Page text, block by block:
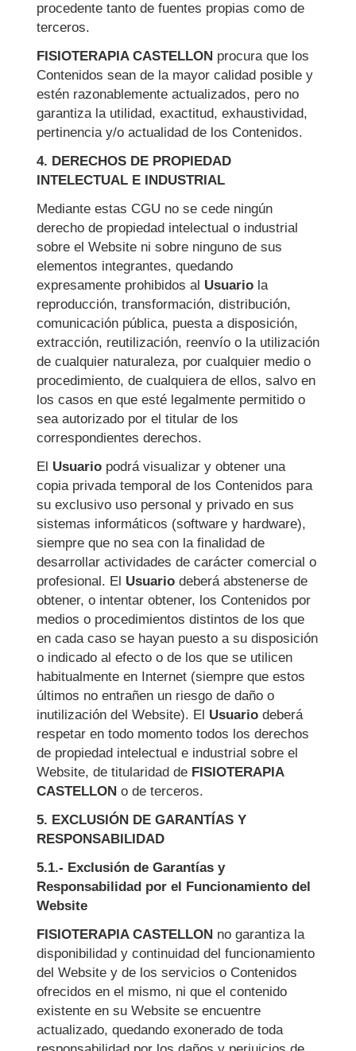
procedente tanto de fuentes propias como de
terceros.
FISIOTERAPIA CASTELLON procura que los
Contenidos sean de la mayor calidad posible y
estén razonablemente actualizados, pero no
garantiza la utilidad, exactitud, exhaustividad,
pertinencia y/o actualidad de los Contenidos.
4. DERECHOS DE PROPIEDAD
INTELECTUAL E INDUSTRIAL
Mediante estas CGU no se cede ningún
derecho de propiedad intelectual o industrial
sobre el Website ni sobre ninguno de sus
elementos integrantes, quedando
expresamente prohibidos al Usuario la
reproducción, transformación, distribución,
comunicación pública, puesta a disposición,
extracción, reutilización, reenvío o la utilización
de cualquier naturaleza, por cualquier medio o
procedimiento, de cualquiera de ellos, salvo en
los casos en que esté legalmente permitido o
sea autorizado por el titular de los
correspondientes derechos.
El Usuario podrá visualizar y obtener una
copia privada temporal de los Contenidos para
su exclusivo uso personal y privado en sus
sistemas informáticos (software y hardware),
siempre que no sea con la finalidad de
desarrollar actividades de carácter comercial o
profesional. El Usuario deberá abstenerse de
obtener, o intentar obtener, los Contenidos por
medios o procedimientos distintos de los que
en cada caso se hayan puesto a su disposición
o indicado al efecto o de los que se utilicen
habitualmente en Internet (siempre que estos
últimos no entrañen un riesgo de daño o
inutilización del Website). El Usuario deberá
respetar en todo momento todos los derechos
de propiedad intelectual e industrial sobre el
Website, de titularidad de FISIOTERAPIA
CASTELLON o de terceros.
5. EXCLUSIÓN DE GARANTÍAS Y
RESPONSABILIDAD
5.1.- Exclusión de Garantías y
Responsabilidad por el Funcionamiento del
Website
FISIOTERAPIA CASTELLON no garantiza la
disponibilidad y continuidad del funcionamiento
del Website y de los servicios o Contenidos
ofrecidos en el mismo, ni que el contenido
existente en su Website se encuentre
actualizado, quedando exonerado de toda